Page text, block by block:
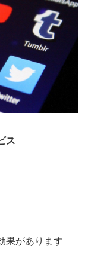
ス
果があります